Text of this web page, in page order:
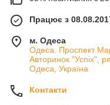
Працює з
м. Одеса
Одеса. Проспект
Авторинок "Успіх",
Одеса, Україна
Контакти